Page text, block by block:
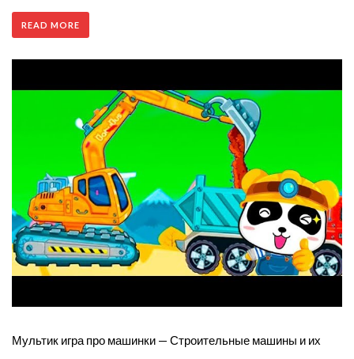
READ MORE
Мультик игра про машинки — Строительные машины и их